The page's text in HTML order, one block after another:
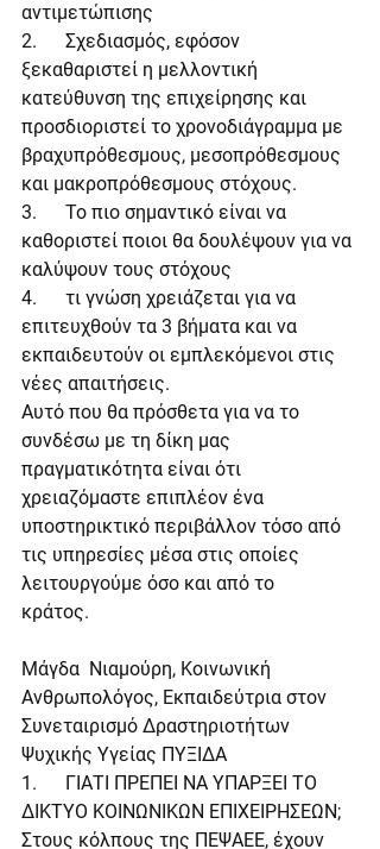
αντιμετώπισης
2.      Σχεδιασμός, εφόσον
ξεκαθαριστεί η μελλοντική
κατεύθυνση της επιχείρησης και
προσδιοριστεί το χρονοδιάγραμμα με
βραχυπρόθεσμους, μεσοπρόθεσμους
και μακροπρόθεσμους στόχους.
3.      Το πιο σημαντικό είναι να
καθοριστεί ποιοι θα δουλέψουν για να
καλύψουν τους στόχους
4.      τι γνώση χρειάζεται για να
επιτευχθούν τα 3 βήματα και να
εκπαιδευτούν οι εμπλεκόμενοι στις
νέες απαιτήσεις.
Αυτό που θα πρόσθετα για να το
συνδέσω με τη δίκη μας
πραγματικότητα είναι ότι
χρειαζόμαστε επιπλέον ένα
υποστηρικτικό περιβάλλον τόσο από
τις υπηρεσίες μέσα στις οποίες
λειτουργούμε όσο και από το
κράτος.
Μάγδα  Νιαμούρη, Κοινωνική
Ανθρωπολόγος, Εκπαιδεύτρια στον
Συνεταιρισμό Δραστηριοτήτων
Ψυχικής Υγείας ΠΥΞΙΔΑ
1.      ΓΙΑΤΙ ΠΡΕΠΕΙ ΝΑ ΥΠΑΡΞΕΙ ΤΟ
ΔΙΚΤΥΟ ΚΟΙΝΩΝΙΚΩΝ ΕΠΙΧΕΙΡΗΣΕΩΝ;
Στους κόλπους της ΠΕΨΑΕΕ, έχουν